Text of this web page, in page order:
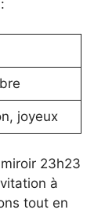
joyeux
23h23
à
tout en